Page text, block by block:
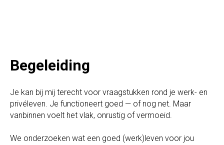
Begeleiding
Je kan bij mij terecht voor vraagstukken rond je werk- en
privéleven. Je functioneert goed — of nog net. Maar
vanbinnen voelt het vlak, onrustig of vermoeid.
We onderzoeken wat een goed (werk)leven voor jou